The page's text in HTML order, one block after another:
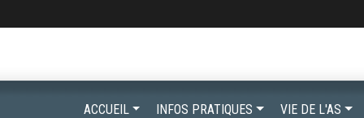
ACCUEIL INFOS PRATIQUES VIE DE L'AS